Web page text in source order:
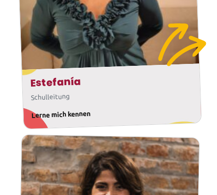
Estefanía
Schulleitung
Lerne mich kennen